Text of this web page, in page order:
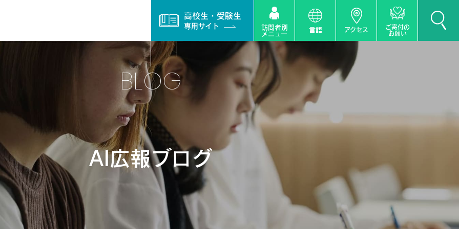
高校生・受験生
専用サイト
訪問者別
メニュー
言語 アクセス
ご寄付の
お願い
BLOG
AI広報ブログ